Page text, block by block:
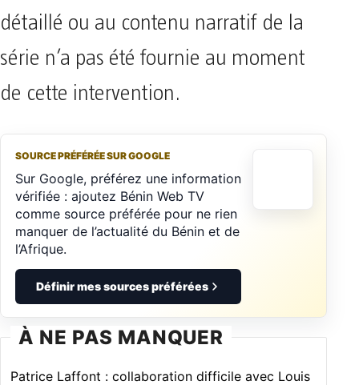
détaillé ou au contenu narratif de la
série n’a pas été fournie au moment
de cette intervention.
SOURCE PRÉFÉRÉE SUR GOOGLE
Sur Google, préférez une information
vérifiée : ajoutez Bénin Web TV
comme source préférée pour ne rien
manquer de l’actualité du Bénin et de
l’Afrique.
Définir mes sources préférées
À NE PAS MANQUER
Patrice Laffont : collaboration difficile avec Louis